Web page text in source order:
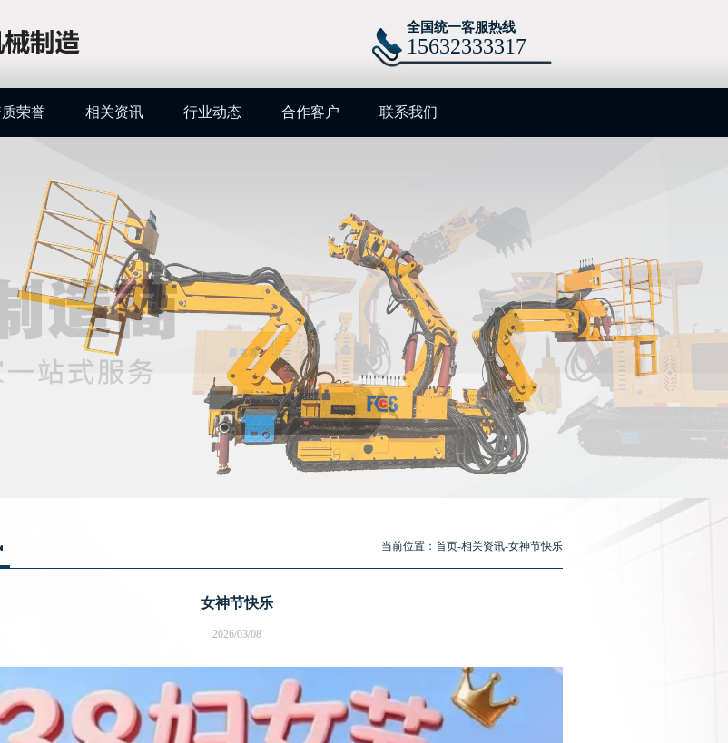
全国统一客服热线
15632333317
荣誉 相关资讯 行业动态 合作客户 联系我们
当前位置： 首页-相关资讯-女神节快乐
女神节快乐
2026/03/08